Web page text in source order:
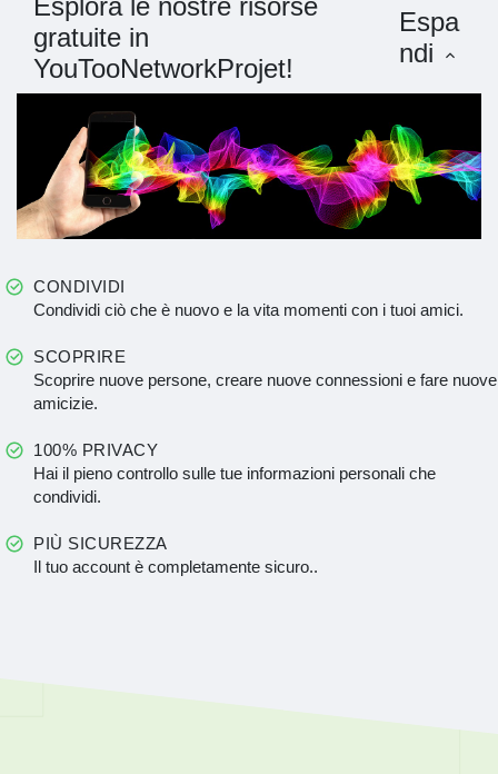
Esplora le nostre risorse
gratuite in
YouTooNetworkProjet!
Espa
ndi
CONDIVIDI
Condividi ciò che è nuovo e la vita momenti con i tuoi amici.
SCOPRIRE
Scoprire nuove persone, creare nuove connessioni e fare nuove
amicizie.
100% PRIVACY
Hai il pieno controllo sulle tue informazioni personali che
condividi.
PIÙ SICUREZZA
Il tuo account è completamente sicuro..